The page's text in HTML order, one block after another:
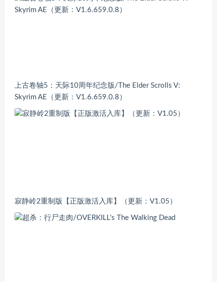
上古卷轴5：天际10周年纪念版/The Elder Scrolls V:
Skyrim AE（更新：V1.6.659.0.8）
寂静岭2重制版【正版激活入库】（更新：V1.05）